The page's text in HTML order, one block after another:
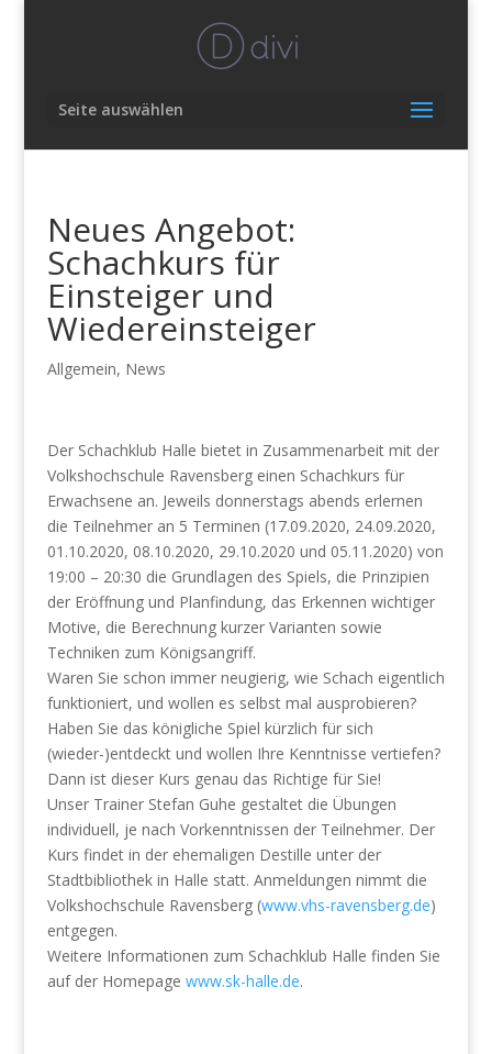
Seite auswählen
Neues Angebot:
Schachkurs für
Einsteiger und
Wiedereinsteiger
Allgemein, News
Der Schachklub Halle bietet in Zusammenarbeit mit der
Volkshochschule Ravensberg einen Schachkurs für
Erwachsene an. Jeweils donnerstags abends erlernen
die Teilnehmer an 5 Terminen (17.09.2020, 24.09.2020,
01.10.2020, 08.10.2020, 29.10.2020 und 05.11.2020) von
19:00 – 20:30 die Grundlagen des Spiels, die Prinzipien
der Eröffnung und Planfindung, das Erkennen wichtiger
Motive, die Berechnung kurzer Varianten sowie
Techniken zum Königsangriff.
Waren Sie schon immer neugierig, wie Schach eigentlich
funktioniert, und wollen es selbst mal ausprobieren?
Haben Sie das königliche Spiel kürzlich für sich
(wieder-)entdeckt und wollen Ihre Kenntnisse vertiefen?
Dann ist dieser Kurs genau das Richtige für Sie!
Unser Trainer Stefan Guhe gestaltet die Übungen
individuell, je nach Vorkenntnissen der Teilnehmer. Der
Kurs findet in der ehemaligen Destille unter der
Stadtbibliothek in Halle statt. Anmeldungen nimmt die
Volkshochschule Ravensberg (www.vhs-ravensberg.de)
entgegen.
Weitere Informationen zum Schachklub Halle finden Sie
auf der Homepage www.sk-halle.de.